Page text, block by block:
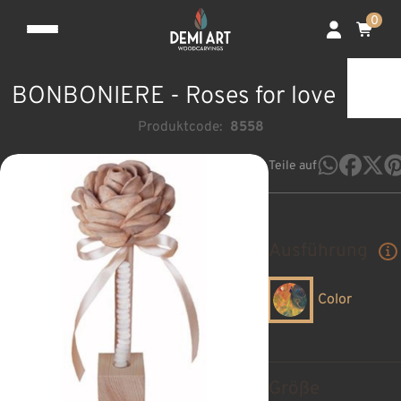
0
BONBONIERE - Roses for love
Produktcode: 8558
Teile auf
Color